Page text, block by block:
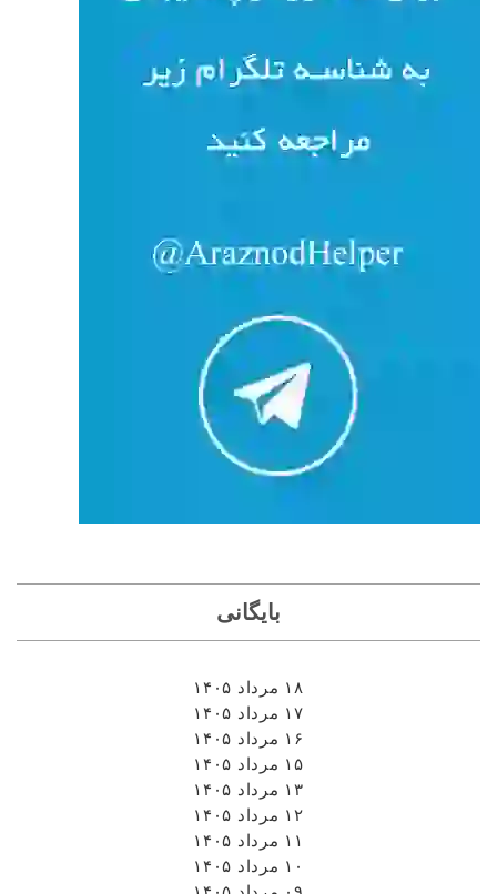
بایگانی
۱۸ مرداد ۱۴۰۵
۱۷ مرداد ۱۴۰۵
۱۶ مرداد ۱۴۰۵
۱۵ مرداد ۱۴۰۵
۱۳ مرداد ۱۴۰۵
۱۲ مرداد ۱۴۰۵
۱۱ مرداد ۱۴۰۵
۱۰ مرداد ۱۴۰۵